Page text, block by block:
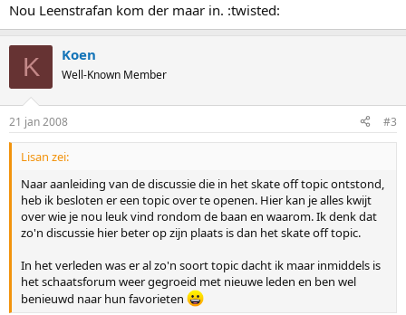
Nou Leenstrafan kom der maar in. :twisted:
K Koen
Well-Known Member
21 jan 2008 #3
Lisan zei:
Naar aanleiding van de discussie die in het skate off topic ontstond,
heb ik besloten er een topic over te openen. Hier kan je alles kwijt
over wie je nou leuk vind rondom de baan en waarom. Ik denk dat
zo'n discussie hier beter op zijn plaats is dan het skate off topic.
In het verleden was er al zo'n soort topic dacht ik maar inmiddels is
het schaatsforum weer gegroeid met nieuwe leden en ben wel
benieuwd naar hun favorieten